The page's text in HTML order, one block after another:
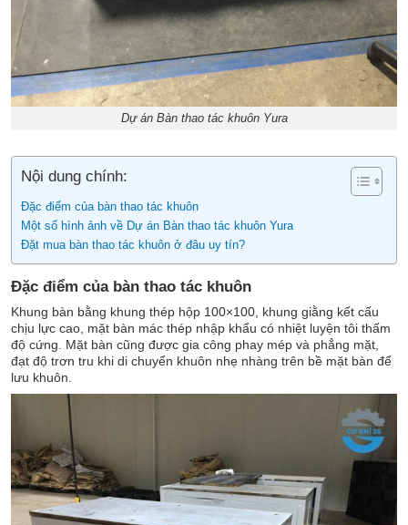
Dự án Bàn thao tác khuôn Yura
Nội dung chính:
Đặc điểm của bàn thao tác khuôn
Một số hình ảnh về Dự án Bàn thao tác khuôn Yura
Đặt mua bàn thao tác khuôn ở đâu uy tín?
Đặc điểm của bàn thao tác khuôn
Khung bàn bằng khung thép hộp 100×100, khung giằng kết cấu
chịu lực cao, mặt bàn mác thép nhập khẩu có nhiệt luyện tôi thấm
độ cứng. Mặt bàn cũng được gia công phay mép và phẳng mặt,
đạt độ trơn tru khi di chuyển khuôn nhẹ nhàng trên bề mặt bàn để
lưu khuôn.